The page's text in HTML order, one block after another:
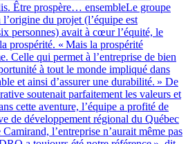
Être prospère… ensembleLe groupe
l’origine du projet (l’équipe est
personnes) avait à cœur l’équité, le
prospérité. « Mais la prospérité
Celle qui permet à l’entreprise de bien
à tout le monde impliqué dans
et ainsi d’assurer une durabilité. » De
soutenait parfaitement les valeurs et
cette aventure, l’équipe a profité de
de développement régional du Québec
l’entreprise n’aurait même pas